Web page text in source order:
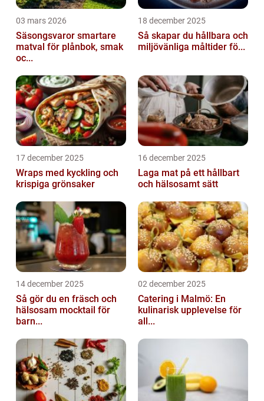
03 mars 2026
Säsongsvaror smartare
matval för plånbok, smak
oc...
18 december 2025
Så skapar du hållbara och
miljövänliga måltider fö...
17 december 2025
Wraps med kyckling och
krispiga grönsaker
16 december 2025
Laga mat på ett hållbart
och hälsosamt sätt
14 december 2025
Så gör du en fräsch och
hälsosam mocktail för
barn...
02 december 2025
Catering i Malmö: En
kulinarisk upplevelse för
all...